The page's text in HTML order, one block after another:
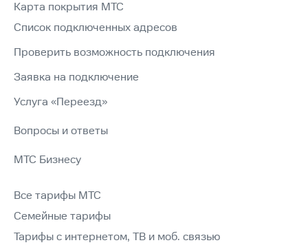
Карта покрытия МТС
Список подключенных адресов
Проверить возможность подключения
Заявка на подключение
Услуга «Переезд»
Вопросы и ответы
МТС Бизнесу
Все тарифы МТС
Семейные тарифы
Тарифы с интернетом, ТВ и моб. связью